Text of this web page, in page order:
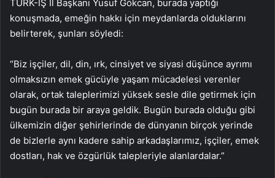
TÜRK-İŞ İl Başkanı Yusuf Gökcan, burada yaptığı
konuşmada, emeğin hakkı için meydanlarda olduklarını
belirterek, şunları söyledi:
“Biz işçiler, dil, din, ırk, cinsiyet ve siyasi düşünce ayrımı
olmaksızın emek gücüyle yaşam mücadelesi verenler
olarak, ortak taleplerimizi yüksek sesle dile getirmek için
bugün burada bir araya geldik. Bugün burada olduğu gibi
ülkemizin diğer şehirlerinde de dünyanın birçok yerinde
de bizlerle aynı kadere sahip arkadaşlarımız, işçiler, emek
dostları, hak ve özgürlük talepleriyle alanlardalar.”